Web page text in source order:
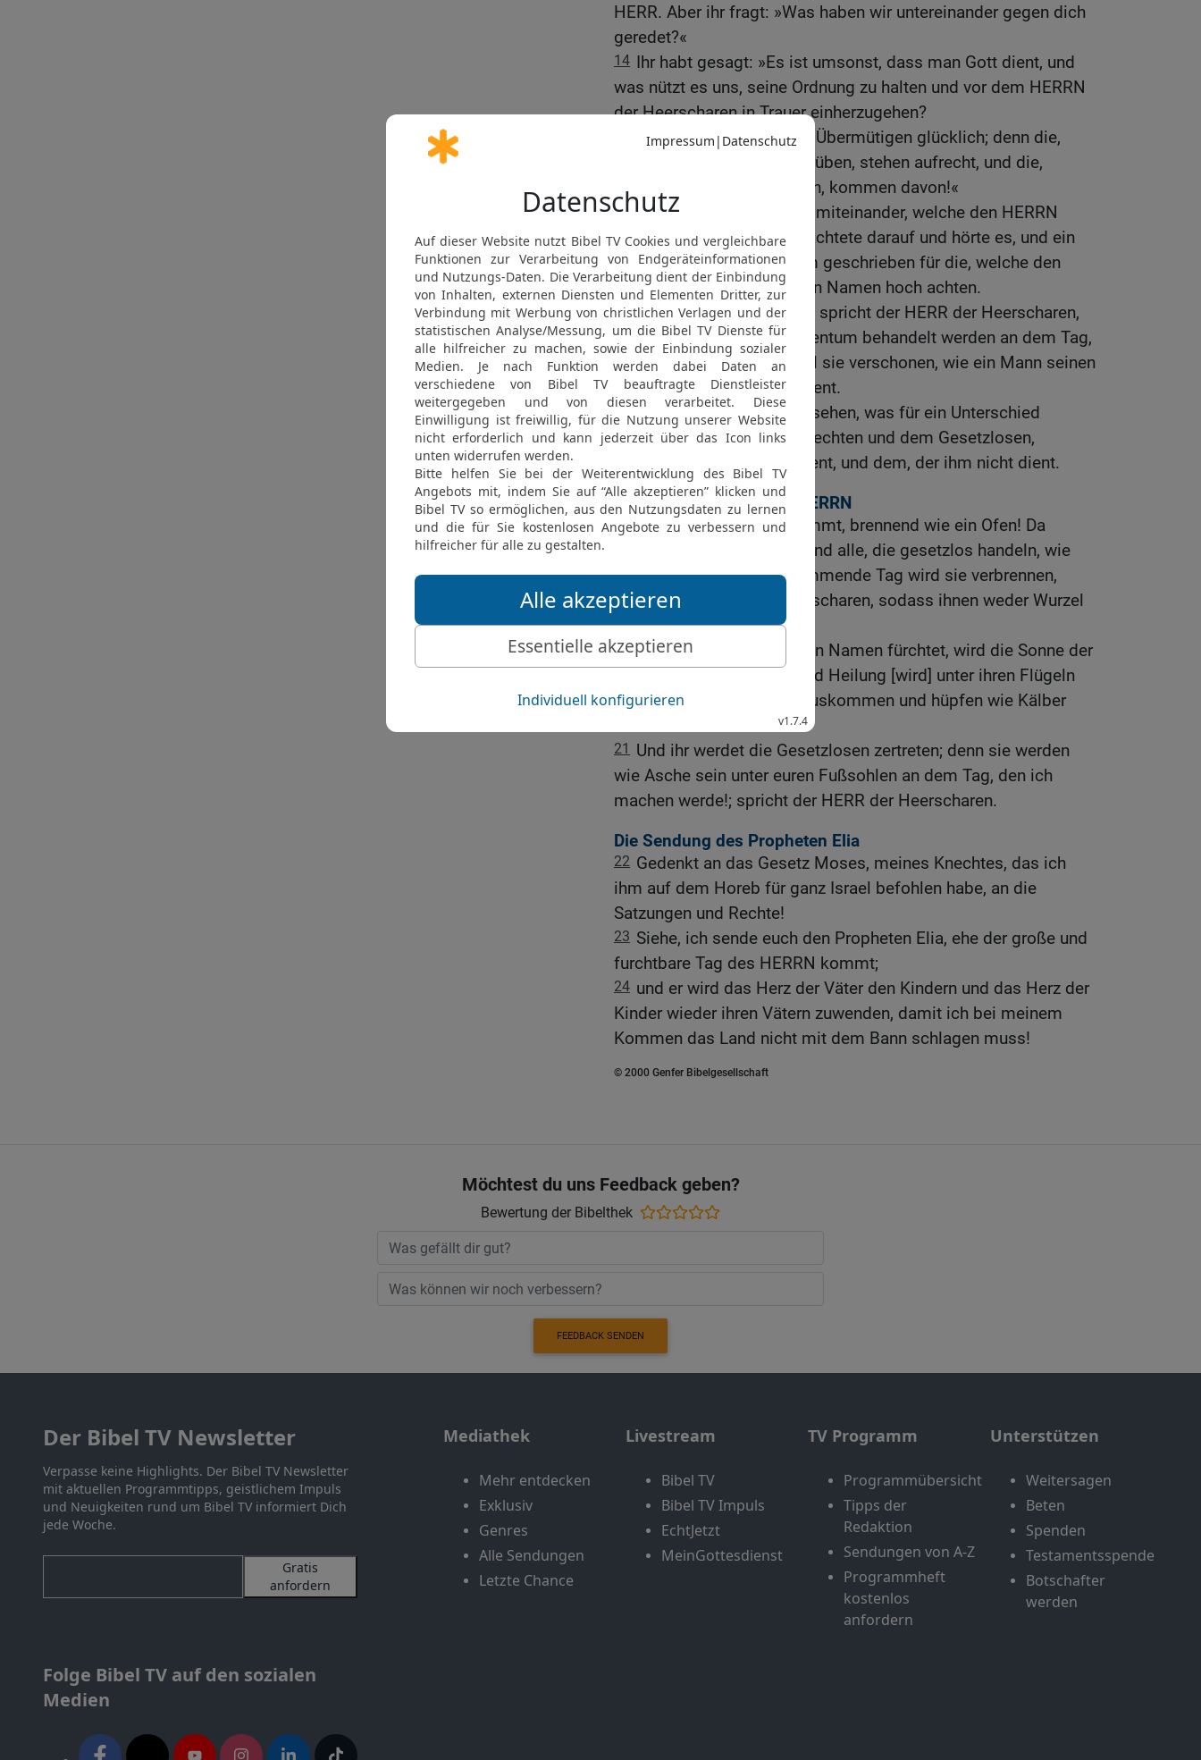
HERR. Aber ihr fragt: »Was haben wir untereinander gegen dich
geredet?«
14 Ihr habt gesagt: »Es ist umsonst, dass man Gott dient, und
was nützt es uns, seine Ordnung zu halten und vor dem HERRN
der Heerscharen in Trauer einherzugehen?
Und nun preisen wir die Übermütigen glücklich; denn die,
welche Gesetzlosigkeit verüben, stehen aufrecht, und die,
welche Gott versucht haben, kommen davon!«
16 Da besprachen sich die miteinander, welche den HERRN
fürchteten, und der HERR achtete darauf und hörte es, und ein
Gedenkbuch wurde vor ihm geschrieben für die, welche den
HERRN fürchten und seinen Namen hoch achten.
17 Und sie werden von mir, spricht der HERR der Heerscharen,
als mein auserwähltes Eigentum behandelt werden an dem Tag,
den ich bereite; und ich will sie verschonen, wie ein Mann seinen
Sohn verschont, der ihm dient.
18 Dann werdet ihr wieder sehen, was für ein Unterschied
besteht zwischen dem Gerechten und dem Gesetzlosen,
zwischen dem, der Gott dient, und dem, der ihm nicht dient.
Der kommende Tag des HERRN
19 Denn siehe, der Tag kommt, brennend wie ein Ofen! Da
werden alle Übermütigen und alle, die gesetzlos handeln, wie
Stoppeln sein, und der kommende Tag wird sie verbrennen,
spricht der HERR der Heerscharen, sodass ihnen weder Wurzel
noch Zweig übrig bleibt.
20 Euch aber, die ihr meinen Namen fürchtet, wird die Sonne der
Gerechtigkeit aufgehen, und Heilung [wird] unter ihren Flügeln
[sein] ; und ihr werdet herauskommen und hüpfen wie Kälber
21 Und ihr werdet die Gesetzlosen zertreten; denn sie werden
wie Asche sein unter euren Fußsohlen an dem Tag, den ich
machen werde!; spricht der HERR der Heerscharen.
Die Sendung des Propheten Elia
22 Gedenkt an das Gesetz Moses, meines Knechtes, das ich
ihm auf dem Horeb für ganz Israel befohlen habe, an die
Satzungen und Rechte!
23 Siehe, ich sende euch den Propheten Elia, ehe der große und
furchtbare Tag des HERRN kommt;
24 und er wird das Herz der Väter den Kindern und das Herz der
Kinder wieder ihren Vätern zuwenden, damit ich bei meinem
Kommen das Land nicht mit dem Bann schlagen muss!
© 2000 Genfer Bibelgesellschaft
Möchtest du uns Feedback geben?
Bewertung der Bibelthek
FEEDBACK SENDEN
Der Bibel TV Newsletter
Verpasse keine Highlights. Der Bibel TV Newsletter
mit aktuellen Programmtipps, geistlichem Impuls
und Neuigkeiten rund um Bibel TV informiert Dich
jede Woche.
Gratis
anfordern
Folge Bibel TV auf den sozialen
Medien
Mediathek
Mehr entdecken
Exklusiv
Genres
Alle Sendungen
Letzte Chance
Livestream
Bibel TV
Bibel TV Impuls
EchtJetzt
MeinGottesdienst
TV Programm
Programmübersicht
Tipps der
Redaktion
Sendungen von A-Z
Programmheft
kostenlos
anfordern
Unterstützen
Weitersagen
Beten
Spenden
Testamentsspende
Botschafter
werden